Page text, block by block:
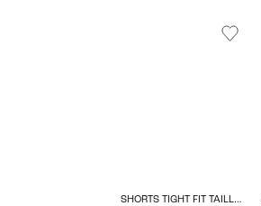
SHORTS TIGHT FIT TAILLE HAUTE